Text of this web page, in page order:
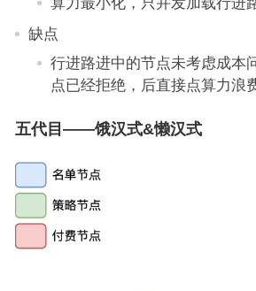
缺点
行进路进中的节点未考虑成本
点已经拒绝，后直接点算力浪
五代目——饿汉式&懒汉式